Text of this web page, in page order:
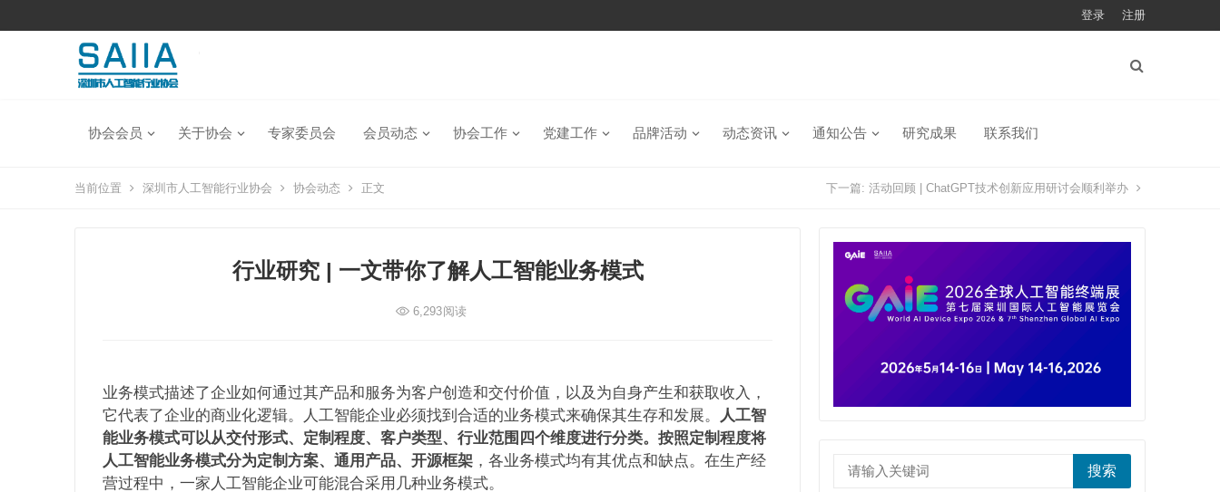
登录 注册
协会会员 关于协会 专家委员会 会员动态 协会工作 党建工作 品牌活动 动态资讯 通知公告 研究成果 联系我们
当前位置 深圳市人工智能行业协会 协会动态 正文 下一篇: 活动回顾 | ChatGPT技术创新应用研讨会顺利举办
行业研究 | 一文带你了解人工智能业务模式
6,293阅读
业务模式描述了企业如何通过其产品和服务为客户创造和交付价值，以及为自身产生和获取收入，
它代表了企业的商业化逻辑。人工智能企业必须找到合适的业务模式来确保其生存和发展。
人工智
能业务模式可以从交付形式、定制程度、客户类型、行业范围四个维度进行分类。 按照定制程度将
人工智能业务模式分为定制方案、通用产品、开源框架 ，各业务模式均有其优点和缺点。在生产经
营过程中，一家人工智能企业可能混合采⽤⼏种业务模式。
搜索